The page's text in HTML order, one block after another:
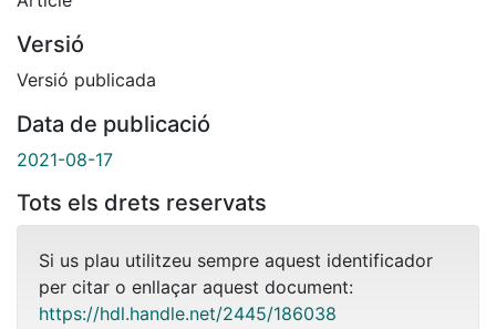
Versió
Versió publicada
Data de publicació
2021-08-17
Tots els drets reservats
Si us plau utilitzeu sempre aquest identificador
per citar o enllaçar aquest document:
https://hdl.handle.net/2445/186038